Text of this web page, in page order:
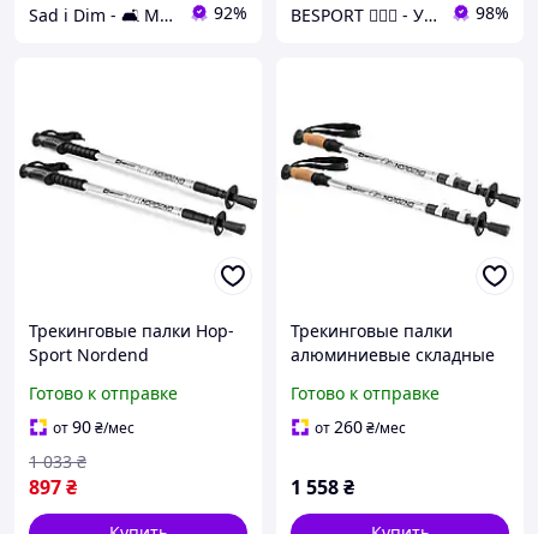
Sad i Dim - 🛋️ Меблі для дому та саду🏡 92% BESPORT 🏋🏻‍♂️ - Український бренд спорттоварів 🇺🇦 98%
Трекинговые палки Hop-
Sport Nordend
Готово к отправке
от90₴/мес
897₴
1 033 ₴
Трекинговые палки
алюминиевые складные
серебристые дляходов и
туризма лучшая цена с
Готово к отправке
от260₴/мес
1 558₴